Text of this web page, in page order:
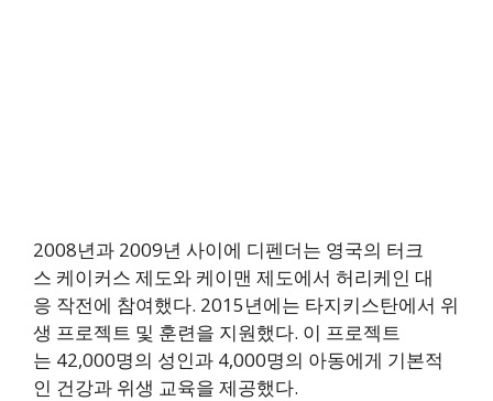
2008년과 2009년 사이에 디펜더는 영국의 터크
스 케이커스 제도와 케이맨 제도에서 허리케인 대
응 작전에 참여했다. 2015년에는 타지키스탄에서 위
생 프로젝트 및 훈련을 지원했다. 이 프로젝트
는 42,000명의 성인과 4,000명의 아동에게 기본적
인 건강과 위생 교육을 제공했다.